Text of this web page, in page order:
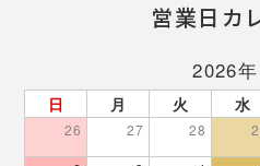
営業日カ
2026
日 月 火 水
26 27 28